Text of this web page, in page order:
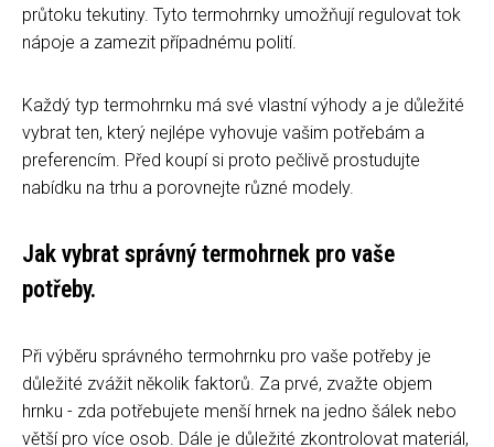
průtoku tekutiny. Tyto termohrnky umožňují regulovat tok
nápoje a zamezit případnému polití.
Každý typ termohrnku má své vlastní výhody a je důležité
vybrat ten, který nejlépe vyhovuje vašim potřebám a
preferencím. Před koupí si proto pečlivě prostudujte
nabídku na trhu a porovnejte různé modely.
Jak vybrat správný termohrnek pro vaše
potřeby.
Při výběru správného termohrnku pro vaše potřeby je
důležité zvážit několik faktorů. Za prvé, zvažte objem
hrnku - zda potřebujete menší hrnek na jedno šálek nebo
větší pro více osob. Dále je důležité zkontrolovat materiál,